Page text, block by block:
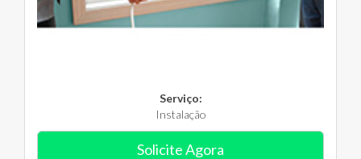
Serviço:
Instalação
Solicite Agora